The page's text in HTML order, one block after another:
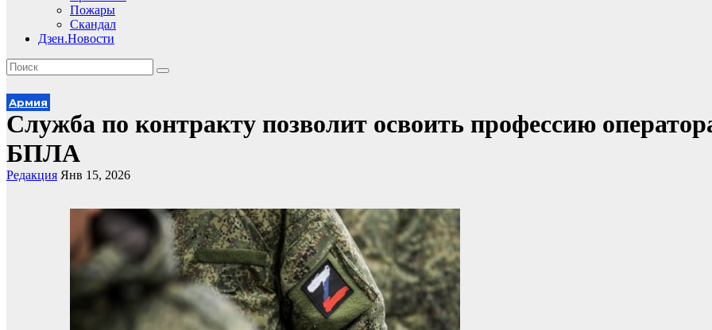
Пожары
Скандал
Дзен.Новости
Армия
Служба по контракту позволит освоить профессию
БПЛА
Редакция Янв 15, 2026